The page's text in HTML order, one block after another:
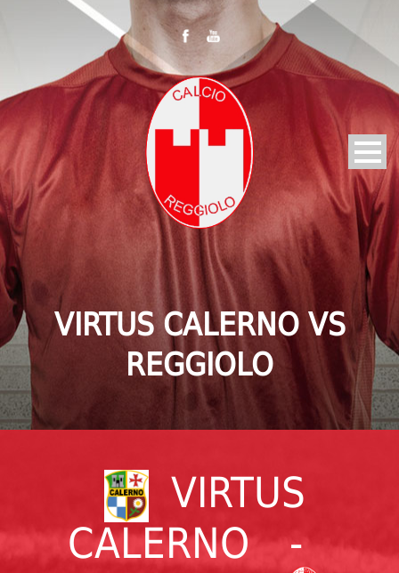
VIRTUS CALERNO VS
REGGIOLO
VIRTUS
CALERNO
-